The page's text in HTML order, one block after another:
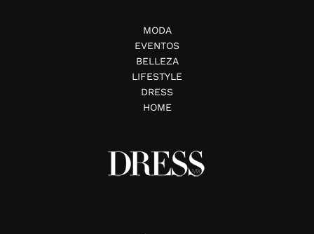
MODA
EVENTOS
BELLEZA
LIFESTYLE
DRESS
HOME